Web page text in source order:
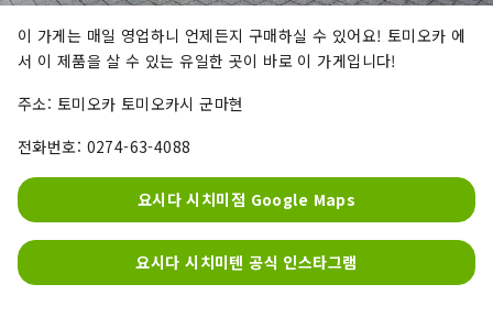
이 가게는 매일 영업하니 언제든지 구매하실 수 있어요! 토미오카 에
서 이 제품을 살 수 있는 유일한 곳이 바로 이 가게입니다!
주소: 토미오카 토미오카시 군마현
전화번호: 0274-63-4088
요시다 시치미점 Google Maps
요시다 시치미텐 공식 인스타그램